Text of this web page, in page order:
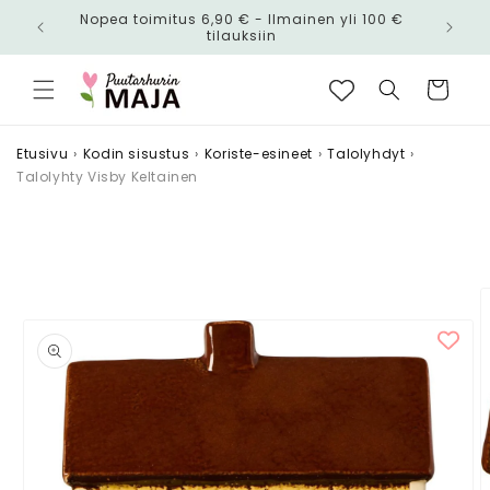
siirry
Nopea toimitus 6,90 € - Ilmainen yli 100 €
tilauksiin
Ostoskori
Etusivu › Kodin sisustus › Koriste-esineet › Talolyhdyt ›
Talolyhty Visby Keltainen